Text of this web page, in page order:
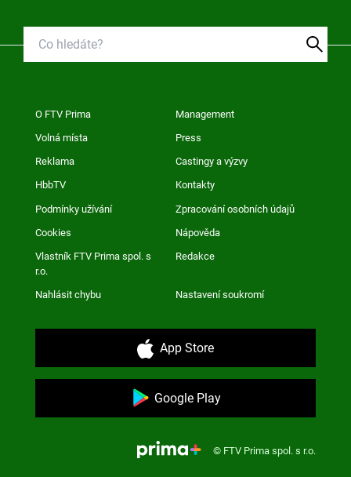
O FTV Prima Management
Volná místa Press
Reklama Castingy a výzvy
HbbTV Kontakty
Podmínky užívání Zpracování osobních údajů
Cookies Nápověda
Vlastník FTV Prima spol. s
r.o.
Redakce
Nahlásit chybu Nastavení soukromí
App Store
Google Play
© FTV Prima spol. s r.o.